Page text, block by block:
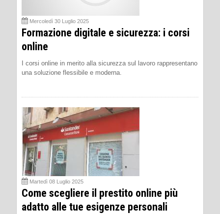
Mercoledì 30 Luglio 2025
Formazione digitale e sicurezza: i corsi
online
I corsi online in merito alla sicurezza sul lavoro rappresentano
una soluzione flessibile e moderna.
Martedì 08 Luglio 2025
Come scegliere il prestito online più
adatto alle tue esigenze personali